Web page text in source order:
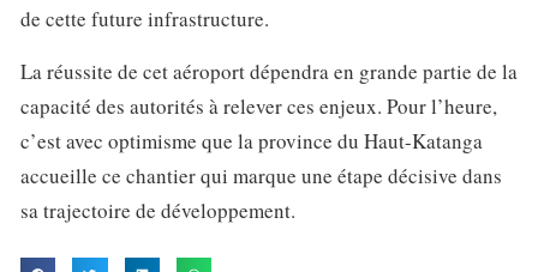
de cette future infrastructure.
La réussite de cet aéroport dépendra en grande partie de la
capacité des autorités à relever ces enjeux. Pour l’heure,
c’est avec optimisme que la province du Haut-Katanga
accueille ce chantier qui marque une étape décisive dans
sa trajectoire de développement.